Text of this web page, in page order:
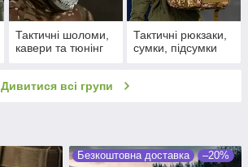
Тактичні шоломи,
кавери та тюнінг
Тактичні рюкзаки,
сумки, підсумки
Дивитися всі групи
Безкоштовна доставка –20%